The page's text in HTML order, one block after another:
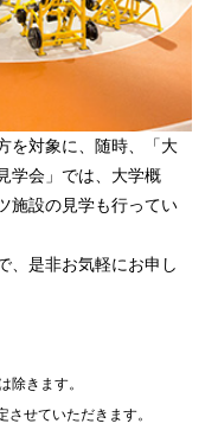
を対象に、随時、「大
学会」では、大学概
施設の見学も行ってい
、是非お気軽にお申し
除きます。
せていただきます。